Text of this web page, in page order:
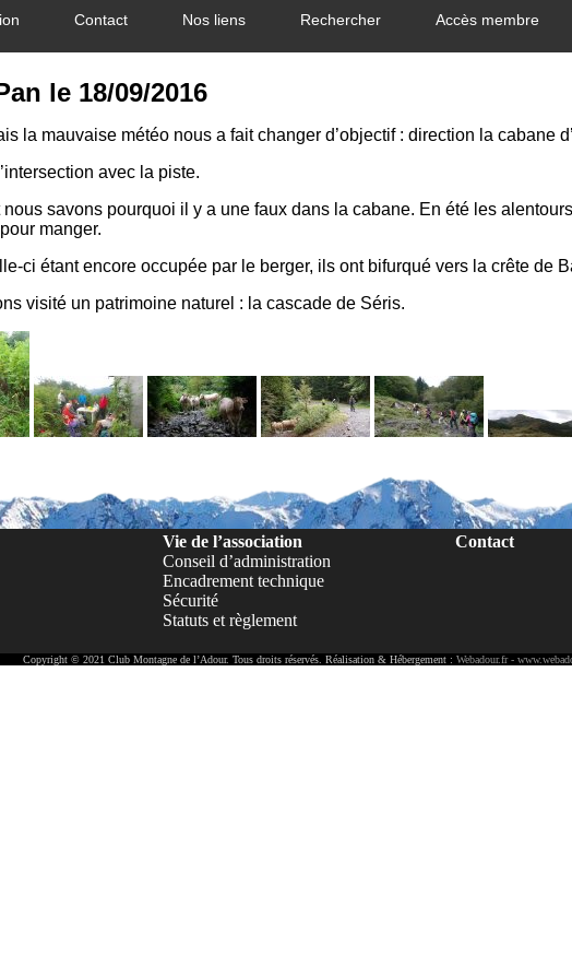
Contact Nos liens Rechercher Accès membre
le 18/09/2016
la mauvaise météo nous a fait changer d’objectif : direction la cabane
avec la piste.
savons pourquoi il y a une faux dans la cabane. En été les
manger.
ci étant encore occupée par le berger, ils ont bifurqué vers la crête de
visité un patrimoine naturel : la cascade de Séris.
Vie de l’association
Conseil d’administration
Encadrement technique
Sécurité
Statuts et règlement
Contact
Copyright © 2021 Club Montagne de l’Adour. Tous droits réservés. Réalisation & Hébergement : Webadour.fr -